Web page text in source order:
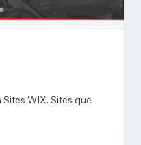
WIX. Sites que